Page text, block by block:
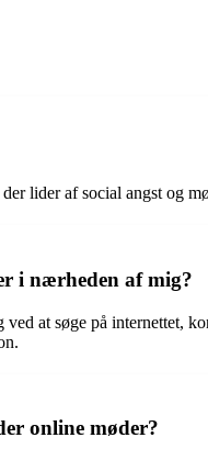
lider af social angst og
i nærheden af mig?
at søge på internettet,
online møder?